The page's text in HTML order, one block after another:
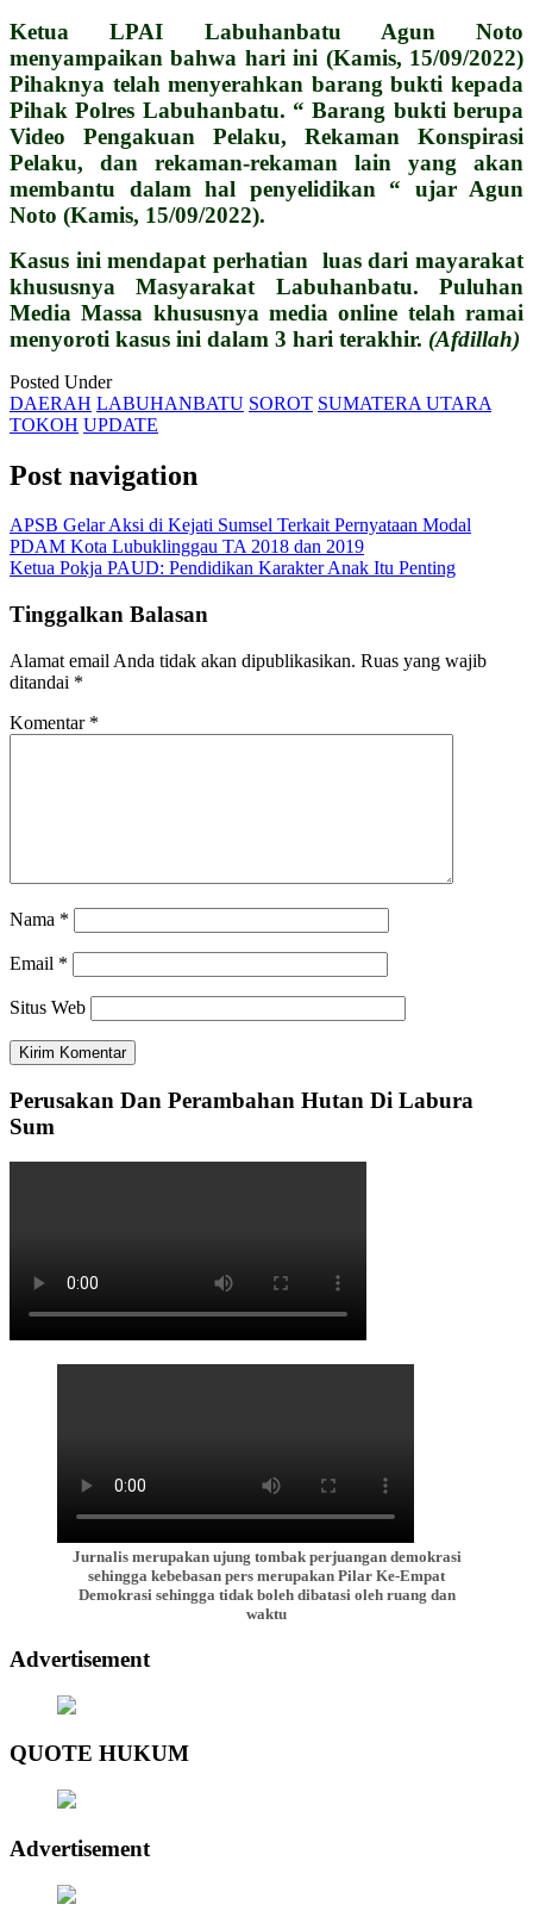
Ketua LPAI Labuhanbatu Agun Noto
menyampaikan bahwa hari ini (Kamis, 15/09/2022)
Pihaknya telah menyerahkan barang bukti kepada
Pihak Polres Labuhanbatu. “ Barang bukti berupa
Video Pengakuan Pelaku, Rekaman Konspirasi
Pelaku, dan rekaman-rekaman lain yang akan
membantu dalam hal penyelidikan “ ujar Agun
Noto (Kamis, 15/09/2022).
Kasus ini mendapat perhatian luas dari mayarakat
khususnya Masyarakat Labuhanbatu. Puluhan
Media Massa khususnya media online telah ramai
menyoroti kasus ini dalam 3 hari terakhir. (Afdillah)
Posted Under
DAERAH LABUHANBATU SOROT SUMATERA UTARA
TOKOH UPDATE
Post navigation
APSB Gelar Aksi di Kejati Sumsel Terkait Pernyataan Modal
PDAM Kota Lubuklinggau TA 2018 dan 2019
Ketua Pokja PAUD: Pendidikan Karakter Anak Itu Penting
Tinggalkan Balasan
Alamat email Anda tidak akan dipublikasikan. Ruas yang wajib
ditandai *
Komentar *
Nama *
Email *
Situs Web
Perusakan Dan Perambahan Hutan Di Labura
Sum
Jurnalis merupakan ujung tombak perjuangan demokrasi
sehingga kebebasan pers merupakan Pilar Ke-Empat
Demokrasi sehingga tidak boleh dibatasi oleh ruang dan
waktu
Advertisement
QUOTE HUKUM
Advertisement